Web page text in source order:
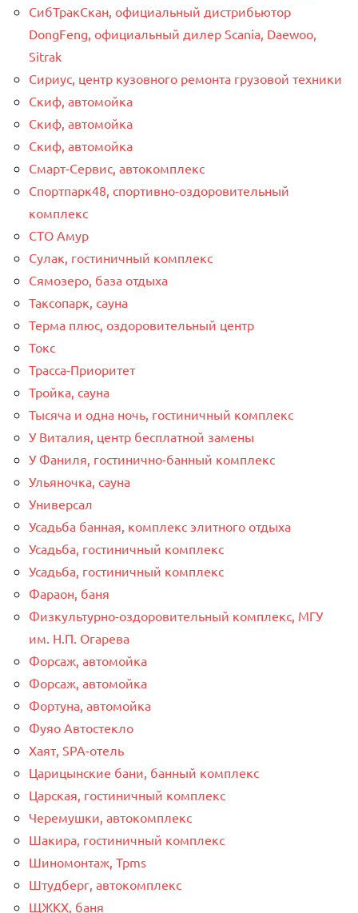
СибТракСкан, официальный дистрибьютор
DongFeng, официальный дилер Scania, Daewoo,
Sitrak
Сириус, центр кузовного ремонта грузовой техники
Скиф, автомойка
Скиф, автомойка
Скиф, автомойка
Смарт-Сервис, автокомплекс
Спортпарк48, спортивно-оздоровительный
комплекс
СТО Амур
Сулак, гостиничный комплекс
Сямозеро, база отдыха
Таксопарк, сауна
Терма плюс, оздоровительный центр
Токс
Трасса-Приоритет
Тройка, сауна
Тысяча и одна ночь, гостиничный комплекс
У Виталия, центр бесплатной замены
У Фаниля, гостинично-банный комплекс
Ульяночка, сауна
Универсал
Усадьба банная, комплекс элитного отдыха
Усадьба, гостиничный комплекс
Усадьба, гостиничный комплекс
Фараон, баня
Физкультурно-оздоровительный комплекс, МГУ
им. Н.П. Огарева
Форсаж, автомойка
Форсаж, автомойка
Фортуна, автомойка
Фуяо Автостекло
Хаят, SPA-отель
Царицынские бани, банный комплекс
Царская, гостиничный комплекс
Черемушки, автокомплекс
Шакира, гостиничный комплекс
Шиномонтаж, Tpms
Штудберг, автокомплекс
ЩЖКХ, баня